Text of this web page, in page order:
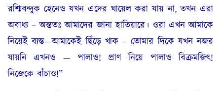
রশ্মিবন্দুক হেনেও যখন এদের ঘায়েল করা যায় না, তখন এরা
অবাধ্য – অন্ততঃ আমাদের জানা হাতিয়ারে। ওরা এখন আমাকে
নিয়েই ব্যস্ত—আমাকেই ছিঁড়ে খাক – তোমার দিকে যখন নজর
যায়নি এখনও — পালাও! প্ৰাণ নিয়ে পালাও বিক্ৰমজিৎ!
নিজেকে বাঁচাও!”